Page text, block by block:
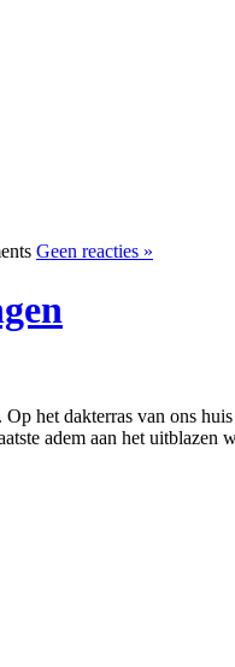
Geen reacties »
het dakterras van ons
adem aan het uitblazen